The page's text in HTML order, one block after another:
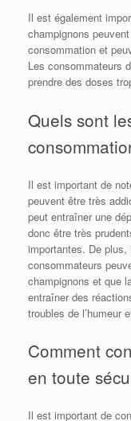
Il est également
champignons
consommation et
Les consommateurs
prendre des doses
Quels sont
Il est important de
peuvent être très
peut entraîner une
donc être très
importantes. De
consommateurs
champignons et que
entraîner des
troubles de l’humeur
Comment
en toute
Il est important de